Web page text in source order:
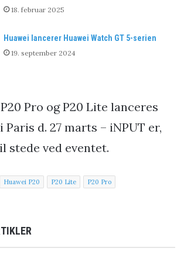
18. februar 2025
Huawei lancerer Huawei Watch GT 5-serien
19. september 2024
Pro og P20 Lite lanceres
Paris d. 27 marts – iNPUT er,
stede ved eventet.
Huawei P20 P20 Lite P20 Pro